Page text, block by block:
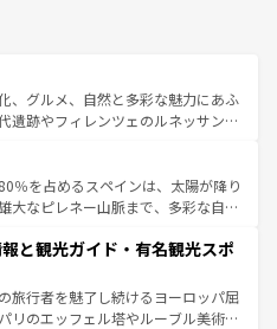
、グルメ、自然と多彩な魅力にあふ
遺跡やフィレンツェのルネッサンス
しい田園風景やアマルフィ海岸の絶
逃せない。観光の合間には、本場の
品のイタリア料理を堪能することも
で、忘れられない旅をしてみよう！
情報は
％を占めるスペインは、太陽が降り
大なピレネー山脈まで、多彩な自然
は、情熱的なフラメンコ、熱気あふ
しいタパスが生活の一部となってい
洗練された雰囲気や、バルセロナの
ら、地方では古代ローマ遺跡や中世
と観光ガイド・有名観光スポ
旅行者を魅了し続けるヨーロッパ屈
リのエッフェル塔やルーブル美術館